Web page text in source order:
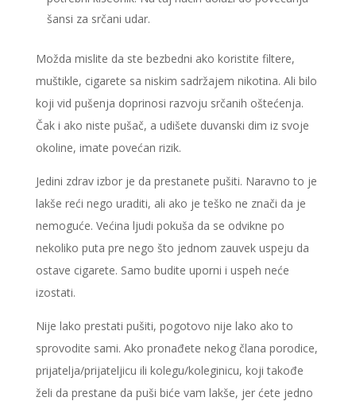
šansi za srčani udar.
Možda mislite da ste bezbedni ako koristite filtere,
muštikle, cigarete sa niskim sadržajem nikotina. Ali bilo
koji vid pušenja doprinosi razvoju srčanih oštećenja.
Čak i ako niste pušač, a udišete duvanski dim iz svoje
okoline, imate povećan rizik.
Jedini zdrav izbor je da prestanete pušiti. Naravno to je
lakše reći nego uraditi, ali ako je teško ne znači da je
nemoguće. Većina ljudi pokuša da se odvikne po
nekoliko puta pre nego što jednom zauvek uspeju da
ostave cigarete. Samo budite uporni i uspeh neće
izostati.
Nije lako prestati pušiti, pogotovo nije lako ako to
sprovodite sami. Ako pronađete nekog člana porodice,
prijatelja/prijateljicu ili kolegu/koleginicu, koji takođe
želi da prestane da puši biće vam lakše, jer ćete jedno